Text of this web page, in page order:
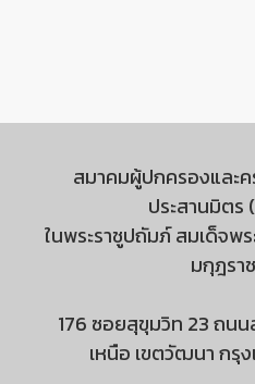
สมาคมผู้ปกครองและค
ประสานมิตร
ในพระราชูปถัมภ์ สมเด็จพ
มกุฎรา
176 ซอยสุขุมวิท 23 ถน
เหนือ เขตวัฒนา กรุ